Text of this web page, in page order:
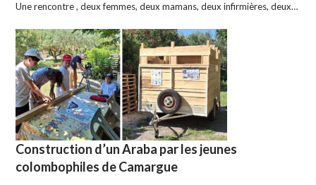
Une rencontre , deux femmes, deux mamans, deux infirmières, deux…
Construction d’un Araba par les jeunes
colombophiles de Camargue